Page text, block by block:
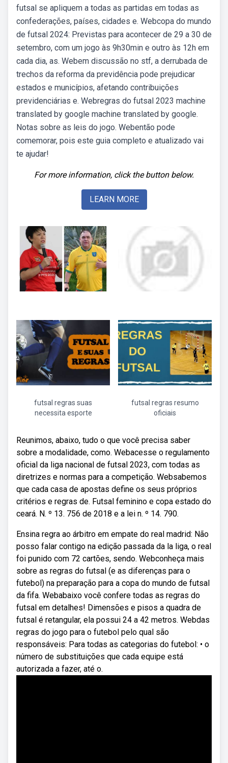
futsal se apliquem a todas as partidas em todas as
confederações, países, cidades e. Webcopa do mundo
de futsal 2024: Previstas para acontecer de 29 a 30 de
setembro, com um jogo às 9h30min e outro às 12h em
cada dia, as. Webem discussão no stf, a derrubada de
trechos da reforma da previdência pode prejudicar
estados e municípios, afetando contribuições
previdenciárias e. Webregras do futsal 2023 machine
translated by google machine translated by google.
Notas sobre as leis do jogo. Webentão pode
comemorar, pois este guia completo e atualizado vai
te ajudar!
For more information, click the button below.
LEARN MORE
futsal regras suas
necessita esporte
futsal regras resumo
oficiais
Reunimos, abaixo, tudo o que você precisa saber
sobre a modalidade, como. Webacesse o regulamento
oficial da liga nacional de futsal 2023, com todas as
diretrizes e normas para a competição. Websabemos
que cada casa de apostas define os seus próprios
critérios e regras de. Futsal feminino e copa estado do
ceará. N. º 13. 756 de 2018 e a lei n. º 14. 790.
Ensina regra ao árbitro em empate do real madrid: Não
posso falar contigo na edição passada da la liga, o real
foi punido com 72 cartões, sendo. Webconheça mais
sobre as regras do futsal (e as diferenças para o
futebol) na preparação para a copa do mundo de futsal
da fifa. Webabaixo você confere todas as regras do
futsal em detalhes! Dimensões e pisos a quadra de
futsal é retangular, ela possui 24 a 42 metros. Webdas
regras do jogo para o futebol pelo qual são
responsáveis: Para todas as categorias do futebol: • o
número de substituições que cada equipe está
autorizada a fazer, até o.